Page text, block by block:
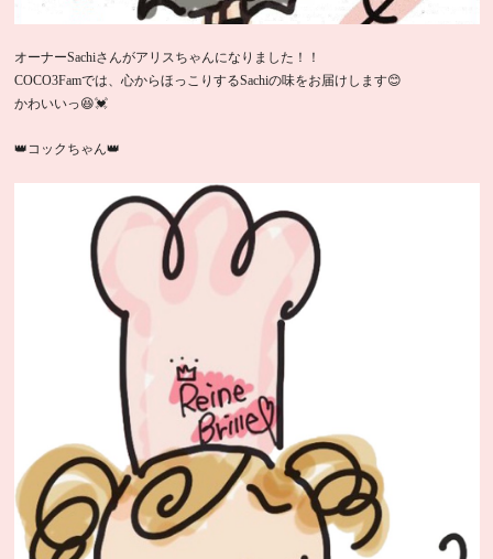
オーナーSachiさんがアリスちゃんになりました！！
COCO3Famでは、心からほっこりするSachiの味をお届けします😊
かわいいっ😆💓
👑コックちゃん👑